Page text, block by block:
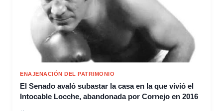
ENAJENACIÓN DEL PATRIMONIO
El Senado avaló subastar la casa en la que vivió el
Intocable Locche, abandonada por Cornejo en 2016